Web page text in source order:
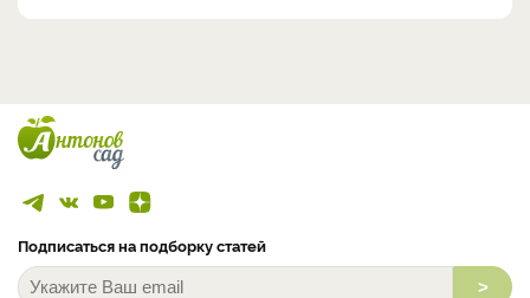
Подписаться на подборку статей
>